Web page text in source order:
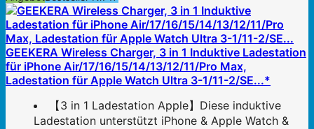
GEEKERA Wireless Charger, 3 in 1 Induktive Ladestation
für iPhone Air/17/16/15/14/13/12/11/Pro Max,
Ladestation für Apple Watch Ultra 3-1/11-2/SE...*
【3 in 1 Ladestation Apple】Diese induktive
Ladestation unterstützt iPhone & Apple Watch &